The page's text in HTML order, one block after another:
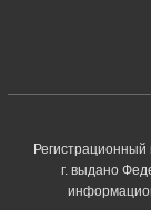
г. выдано